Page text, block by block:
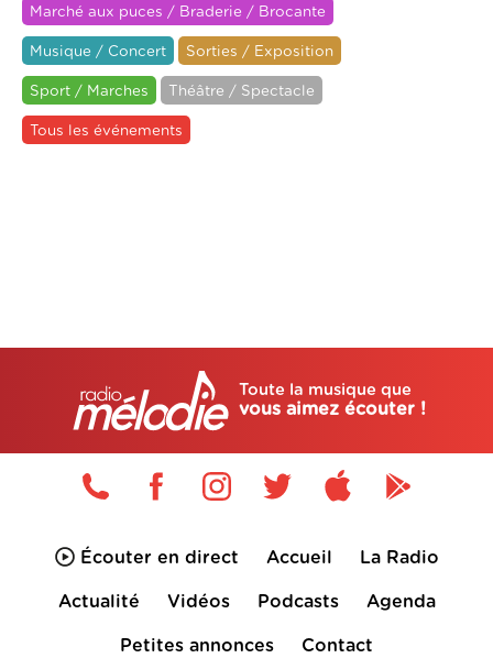
Marché aux puces / Braderie / Brocante
Musique / Concert Sorties / Exposition
Sport / Marches Théâtre / Spectacle
Tous les événements
Toute la musique que
vous aimez écouter !
Écouter en direct Accueil La Radio
Actualité Vidéos Podcasts Agenda
Petites annonces Contact